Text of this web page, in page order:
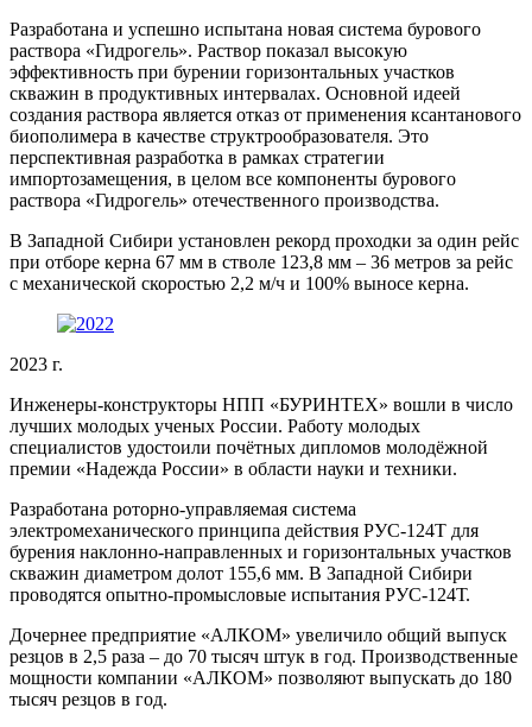
Разработана и успешно испытана новая система бурового
раствора «Гидрогель». Раствор показал высокую
эффективность при бурении горизонтальных участков
скважин в продуктивных интервалах. Основной идеей
создания раствора является отказ от применения ксантанового
биополимера в качестве структрообразователя. Это
перспективная разработка в рамках стратегии
импортозамещения, в целом все компоненты бурового
раствора «Гидрогель» отечественного производства.
В Западной Сибири установлен рекорд проходки за один рейс
при отборе керна 67 мм в стволе 123,8 мм – 36 метров за рейс
с механической скоростью 2,2 м/ч и 100% выносе керна.
2023 г.
Инженеры-конструкторы НПП «БУРИНТЕХ» вошли в число
лучших молодых ученых России. Работу молодых
специалистов удостоили почётных дипломов молодёжной
премии «Надежда России» в области науки и техники.
Разработана роторно-управляемая система
электромеханического принципа действия РУС-124Т для
бурения наклонно-направленных и горизонтальных участков
скважин диаметром долот 155,6 мм. В Западной Сибири
проводятся опытно-промысловые испытания РУС-124Т.
Дочернее предприятие «АЛКОМ» увеличило общий выпуск
резцов в 2,5 раза – до 70 тысяч штук в год. Производственные
мощности компании «АЛКОМ» позволяют выпускать до 180
тысяч резцов в год.